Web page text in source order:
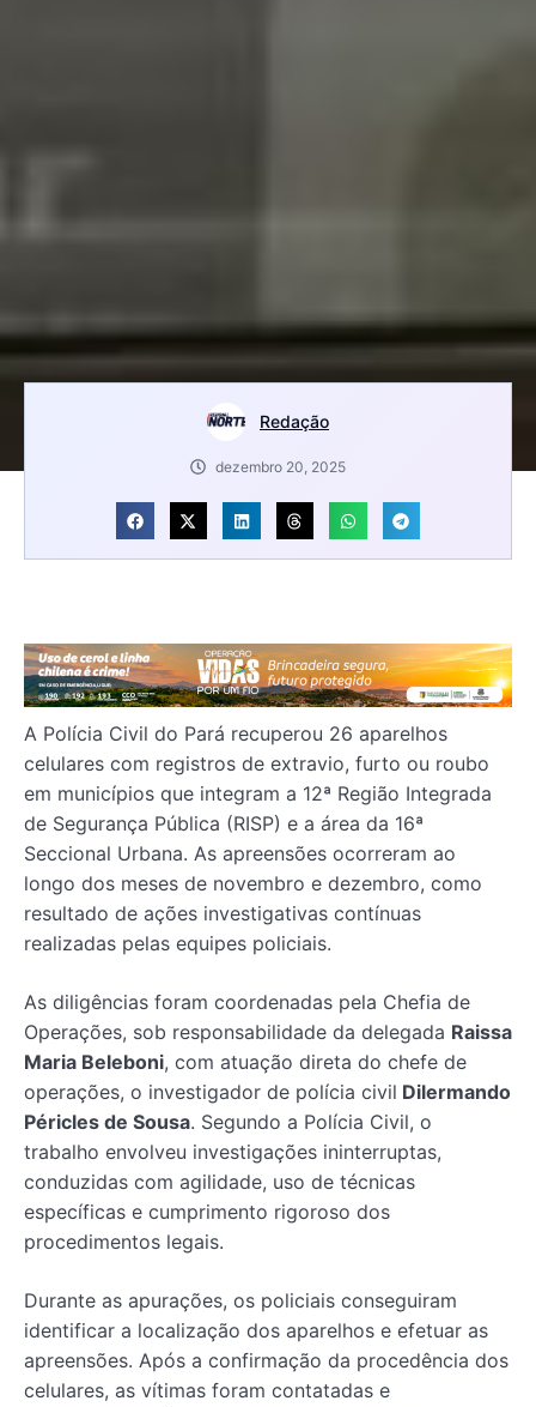
Redação
dezembro 20, 2025
A Polícia Civil do Pará recuperou 26 aparelhos
celulares com registros de extravio, furto ou roubo
em municípios que integram a 12ª Região Integrada
de Segurança Pública (RISP) e a área da 16ª
Seccional Urbana. As apreensões ocorreram ao
longo dos meses de novembro e dezembro, como
resultado de ações investigativas contínuas
realizadas pelas equipes policiais.
As diligências foram coordenadas pela Chefia de
Operações, sob responsabilidade da delegada Raissa
Maria Beleboni, com atuação direta do chefe de
operações, o investigador de polícia civil Dilermando
Péricles de Sousa. Segundo a Polícia Civil, o
trabalho envolveu investigações ininterruptas,
conduzidas com agilidade, uso de técnicas
específicas e cumprimento rigoroso dos
procedimentos legais.
Durante as apurações, os policiais conseguiram
identificar a localização dos aparelhos e efetuar as
apreensões. Após a confirmação da procedência dos
celulares, as vítimas foram contatadas e